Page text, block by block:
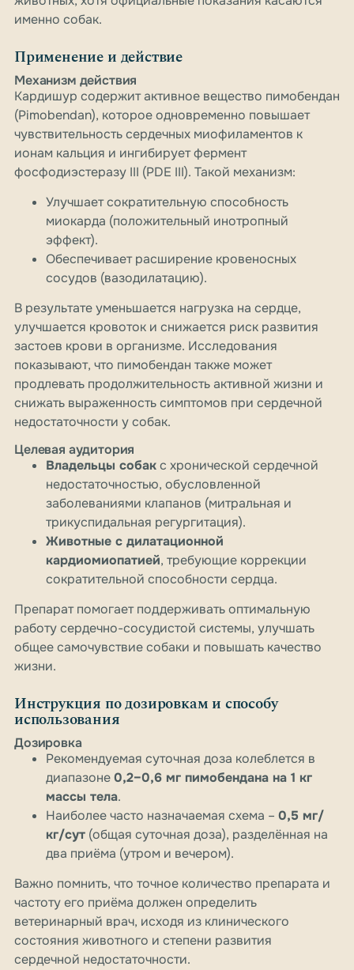
именно собак.
Применение и действие
Механизм действия
Кардишур содержит активное вещество пимобендан
(Pimobendan), которое одновременно повышает
чувствительность сердечных миофиламентов к
ионам кальция и ингибирует фермент
фосфодиэстеразу III (PDE III). Такой механизм:
Улучшает сократительную способность
миокарда (положительный инотропный
эффект).
Обеспечивает расширение кровеносных
сосудов (вазодилатацию).
В результате уменьшается нагрузка на сердце,
улучшается кровоток и снижается риск развития
застоев крови в организме. Исследования
показывают, что пимобендан также может
продлевать продолжительность активной жизни и
снижать выраженность симптомов при сердечной
недостаточности у собак.
Целевая аудитория
Владельцы собакc хронической сердечной
недостаточностью, обусловленной
заболеваниями клапанов (митральная и
трикуспидальная регургитация).
Животные с дилатационной
кардиомиопатией, требующие коррекции
сократительной способности сердца.
Препарат помогает поддерживать оптимальную
работу сердечно-сосудистой системы, улучшать
общее самочувствие собаки и повышать качество
жизни.
Инструкция по дозировкам и способу
использования
Дозировка
Рекомендуемая суточная доза колеблется в
диапазоне0,2–0,6 мг пимобендана на 1 кг
массы тела.
Наиболее часто назначаемая схема – 0,5 мг/
кг/сут (общая суточная доза), разделённая на
два приёма (утром и вечером).
Важно помнить, что точное количество препарата и
частоту его приёма должен определить
ветеринарный врач, исходя из клинического
состояния животного и степени развития
сердечной недостаточности.